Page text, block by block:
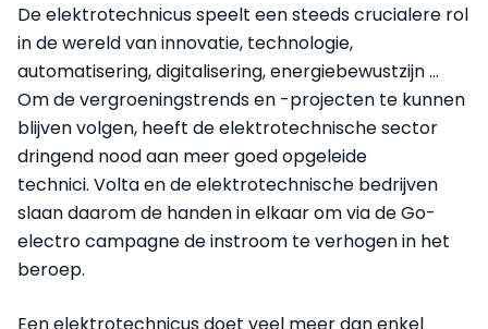
De elektrotechnicus speelt een steeds crucialere rol
in de wereld van innovatie, technologie,
automatisering, digitalisering, energiebewustzijn …
Om de vergroeningstrends en -projecten te kunnen
blijven volgen, heeft de elektrotechnische sector
dringend nood aan meer goed opgeleide
technici. Volta en de elektrotechnische bedrijven
slaan daarom de handen in elkaar om via de Go-
electro campagne de instroom te verhogen in het
beroep.
Een elektrotechnicus doet veel meer dan enkel